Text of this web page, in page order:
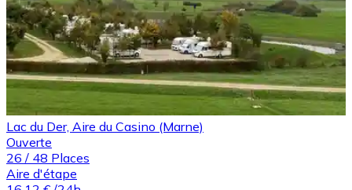
Lac du Der, Aire du Casino (Marne)
Ouverte
26 / 48 Places
Aire d'étape